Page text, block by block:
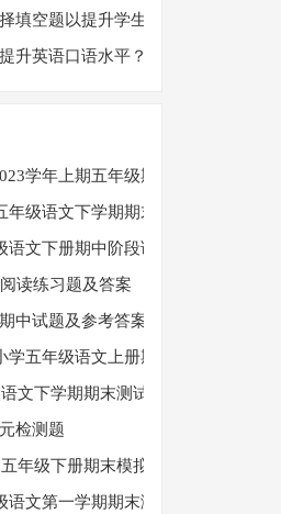
填空题以提升学生学习效果？
升英语口语水平？
学年上期五年级期末试题
年级语文下学期期末考前质量冲刺卷
文下册期中阶段调研卷
读练习题及答案
中试题及参考答案
五年级语文上册期中试卷
文下学期期末测试卷
检测题
年级下册期末模拟题
文第一学期期末测试卷